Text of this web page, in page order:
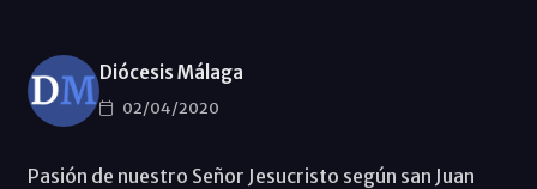
Diócesis Málaga
02/04/2020
Pasión de nuestro Señor Jesucristo según san Juan